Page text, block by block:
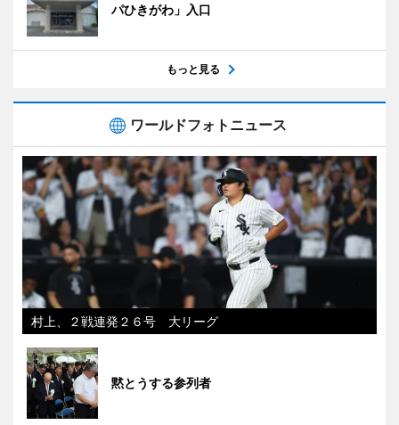
パひきがわ」入口
もっと見る
ワールドフォトニュース
村上、２戦連発２６号 大リーグ
黙とうする参列者